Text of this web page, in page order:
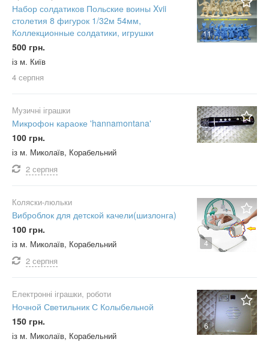
11
Набор солдатиков Польские воины Xvii
столетия 8 фигурок 1/32м 54мм,
Коллекционные солдатики, игрушки
500 грн.
із м. Київ
4 серпня
7
Музичні іграшки
Микрофон караоке 'hannamontana'
100 грн.
із м. Миколаїв, Корабельний
2 серпня
4
Коляски-люльки
Виброблок для детской качели(шизлонга)
100 грн.
із м. Миколаїв, Корабельний
2 серпня
6
Електронні іграшки, роботи
Ночной Светильник С Колыбельной
150 грн.
із м. Миколаїв, Корабельний